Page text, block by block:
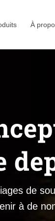
À
de
à de